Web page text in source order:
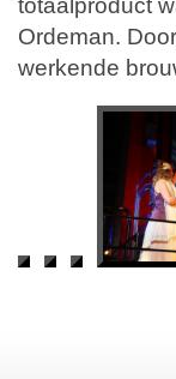
totaalproduct
Ordeman.
werkende